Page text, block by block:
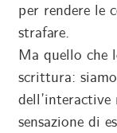
per rendere le
strafare.
Ma quello che
scrittura:
sensazione di